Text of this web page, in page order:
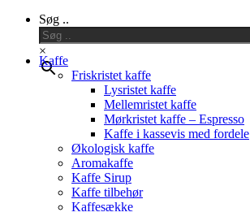
Menu
Søg ..
×
Kaffe
Friskristet kaffe
Lysristet kaffe
Mellemristet kaffe
Mørkristet kaffe – Espresso
Kaffe i kassevis med fordele
Økologisk kaffe
Aromakaffe
Kaffe Sirup
Kaffe tilbehør
Kaffesække